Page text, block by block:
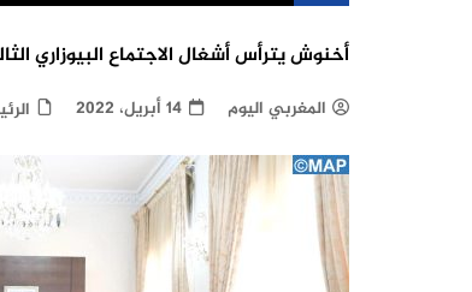
أخنوش يترأس أشغال الاجتماع البيوزاري
المغربي اليوم 14 أبريل، 2022